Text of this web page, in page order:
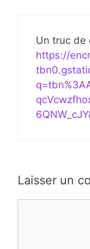
Un truc de
https://
Laisser un